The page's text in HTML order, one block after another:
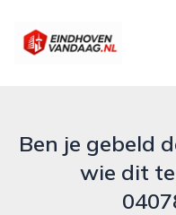
eindhovenvandaag.nl
Ben je gebeld
wie dit